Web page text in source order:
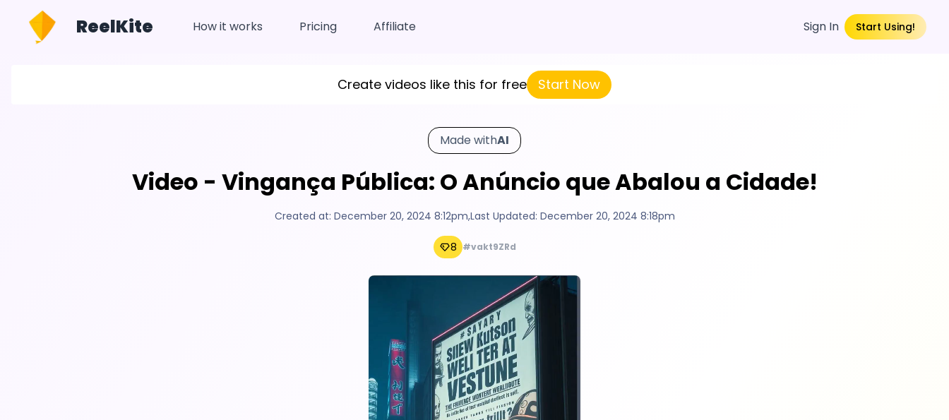
ReelKite How it works Pricing Affiliate Sign In Start Using!
Create videos like this for free Start Now
Made withAI
Video - Vingança Pública: O Anúncio que Abalou a Cidade!
Created at: December 20, 2024 8:12pm,Last Updated: December 20, 2024 8:18pm
8 #vakt9ZRd